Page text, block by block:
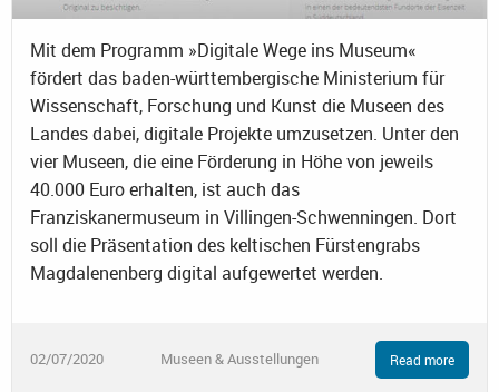
Mit dem Programm »Digitale Wege ins Museum«
fördert das baden-württembergische Ministerium für
Wissenschaft, Forschung und Kunst die Museen des
Landes dabei, digitale Projekte umzusetzen. Unter den
vier Museen, die eine Förderung in Höhe von jeweils
40.000 Euro erhalten, ist auch das
Franziskanermuseum in Villingen-Schwenningen. Dort
soll die Präsentation des keltischen Fürstengrabs
Magdalenenberg digital aufgewertet werden.
02/07/2020 Museen & Ausstellungen Read more